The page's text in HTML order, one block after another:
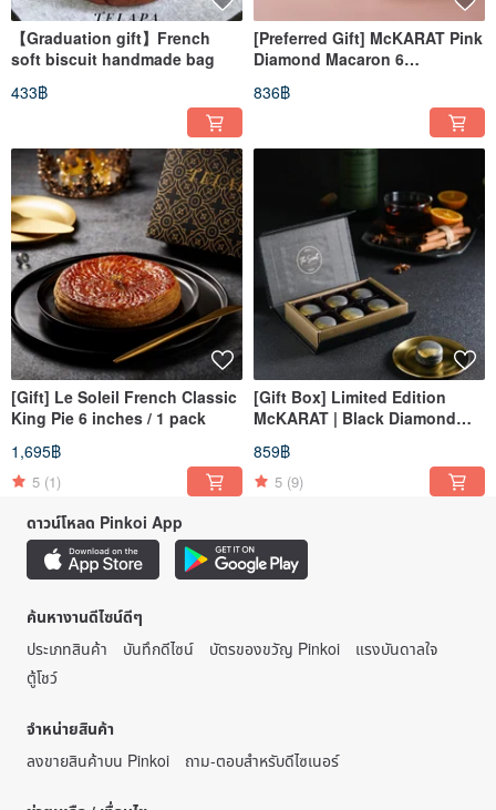
【Graduation gift】French
soft biscuit handmade bag
433฿
[Preferred Gift] McKARAT Pink
Diamond Macaron 6
pieces/box
836฿
[Gift] Le Soleil French Classic
King Pie 6 inches / 1 pack
1,695฿
5 (1)
[Gift Box] Limited Edition
McKARAT | Black Diamond
Macaron 6 pieces/box
859฿
5 (9)
ดาวน์โหลด Pinkoi App
ค้นหางานดีไซน์ดีๆ
ประเภทสินค้า
บันทึกดีไซน์ บัตรของขวัญ Pinkoi
แรงบันดาลใจ
ตู้โชว์
จำหน่ายสินค้า
ลงขายสินค้าบน Pinkoi
ถาม-ตอบสำหรับดีไซเนอร์